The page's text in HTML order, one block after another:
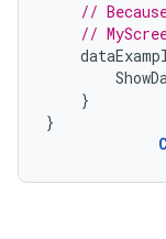
//
//
}
}